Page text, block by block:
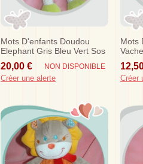
Mots D'enfants Doudou
Elephant Gris Bleu Vert Sos
20,00 € NON DISPONIBLE
Créer une alerte
Mots
Créer